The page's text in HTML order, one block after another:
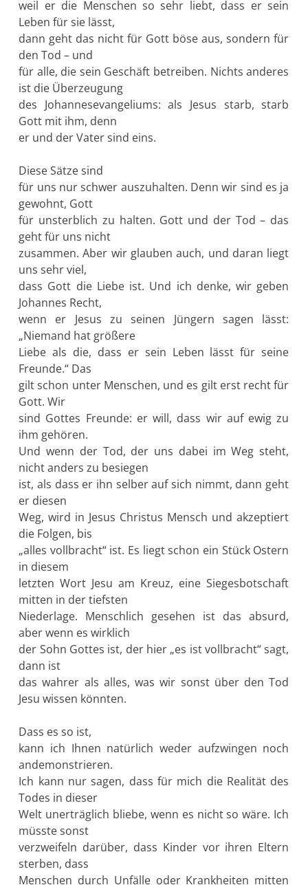
weil er die Menschen so sehr liebt, dass er sein
Leben für sie lässt,
dann geht das nicht für Gott böse aus, sondern für
den Tod – und
für alle, die sein Geschäft betreiben. Nichts anderes
ist die Überzeugung
des Johannesevangeliums: als Jesus starb, starb
Gott mit ihm, denn
er und der Vater sind eins.
Diese Sätze sind
für uns nur schwer auszuhalten. Denn wir sind es ja
gewohnt, Gott
für unsterblich zu halten. Gott und der Tod – das
geht für uns nicht
zusammen. Aber wir glauben auch, und daran liegt
uns sehr viel,
dass Gott die Liebe ist. Und ich denke, wir geben
Johannes Recht,
wenn er Jesus zu seinen Jüngern sagen lässt:
„Niemand hat größere
Liebe als die, dass er sein Leben lässt für seine
Freunde.“ Das
gilt schon unter Menschen, und es gilt erst recht für
Gott. Wir
sind Gottes Freunde: er will, dass wir auf ewig zu
ihm gehören.
Und wenn der Tod, der uns dabei im Weg steht,
nicht anders zu besiegen
ist, als dass er ihn selber auf sich nimmt, dann geht
er diesen
Weg, wird in Jesus Christus Mensch und akzeptiert
die Folgen, bis
„alles vollbracht“ ist. Es liegt schon ein Stück Ostern
in diesem
letzten Wort Jesu am Kreuz, eine Siegesbotschaft
mitten in der tiefsten
Niederlage. Menschlich gesehen ist das absurd,
aber wenn es wirklich
der Sohn Gottes ist, der hier „es ist vollbracht“ sagt,
dann ist
das wahrer als alles, was wir sonst über den Tod
Jesu wissen könnten.
Dass es so ist,
kann ich Ihnen natürlich weder aufzwingen noch
andemonstrieren.
Ich kann nur sagen, dass für mich die Realität des
Todes in dieser
Welt unerträglich bliebe, wenn es nicht so wäre. Ich
müsste sonst
verzweifeln darüber, dass Kinder vor ihren Eltern
sterben, dass
Menschen durch Unfälle oder Krankheiten mitten